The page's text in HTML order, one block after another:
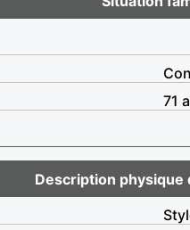
71
Description physique